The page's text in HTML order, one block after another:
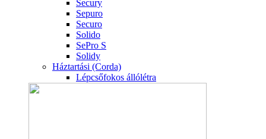
Secury
Sepuro
Securo
Solido
SePro S
Solidy
Háztartási (Corda)
Lépcsőfokos állólétra